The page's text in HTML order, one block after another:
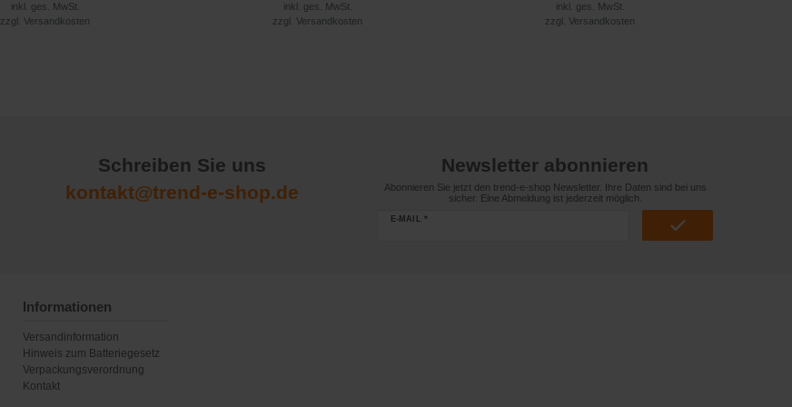
inkl. ges. MwSt.
zzgl.Versandkosten
inkl. ges. MwSt.
zzgl.Versandkosten
inkl. ges. MwSt.
zzgl.Versandkosten
Schreiben Sie uns
kontakt@trend-e-shop.de
Newsletter abonnieren
Abonnieren Sie jetzt den trend-e-shop Newsletter. Ihre Daten sind bei uns
sicher. Eine Abmeldung ist jederzeit möglich.
E-MAIL *
Informationen
Versandinformation
Hinweis zum Batteriegesetz
Verpackungsverordnung
Kontakt